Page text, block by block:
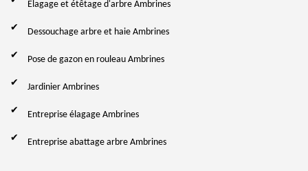
Elagage et étêtage d'arbre Ambrines
Dessouchage arbre et haie Ambrines
Pose de gazon en rouleau Ambrines
Jardinier Ambrines
Entreprise élagage Ambrines
Entreprise abattage arbre Ambrines